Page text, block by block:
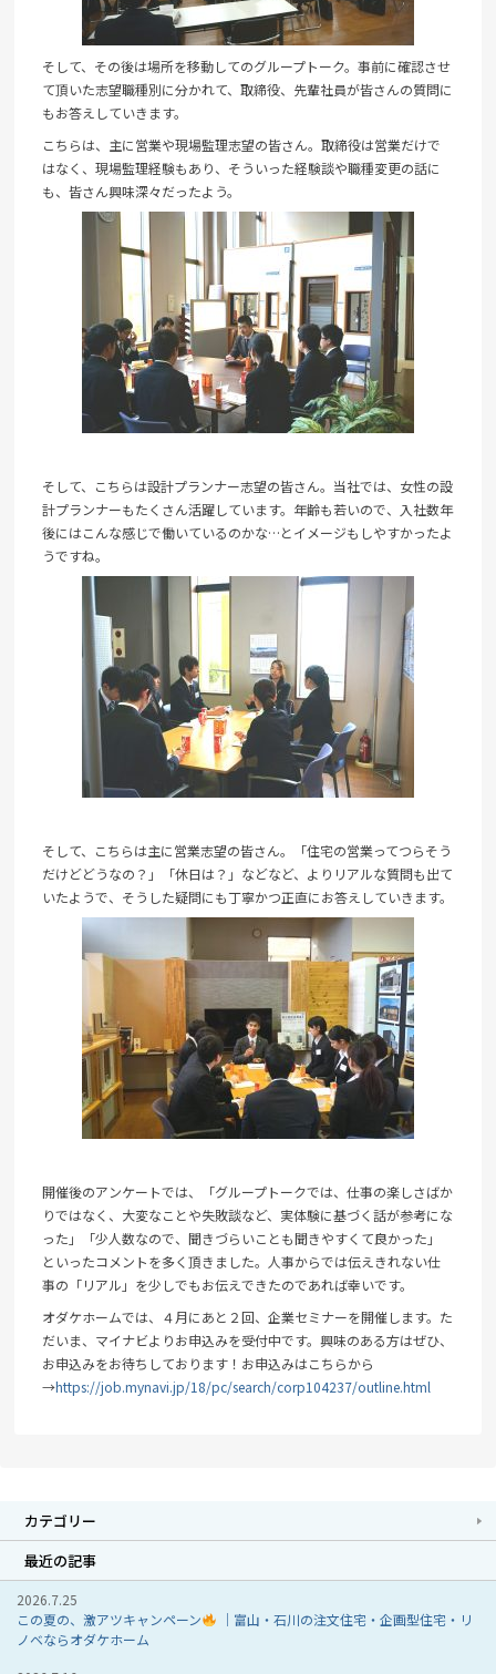
そして、その後は場所を移動してのグループトーク。事前に確認させ
て頂いた志望職種別に分かれて、取締役、先輩社員が皆さんの質問に
もお答えしていきます。
こちらは、主に営業や現場監理志望の皆さん。取締役は営業だけで
はなく、現場監理経験もあり、そういった経験談や職種変更の話に
も、皆さん興味深々だったよう。
そして、こちらは設計プランナー志望の皆さん。当社では、女性の設
計プランナーもたくさん活躍しています。年齢も若いので、入社数年
後にはこんな感じで働いているのかな…とイメージもしやすかったよ
うですね。
そして、こちらは主に営業志望の皆さん。「住宅の営業ってつらそう
だけどどうなの？」「休日は？」などなど、よりリアルな質問も出て
いたようで、そうした疑問にも丁寧かつ正直にお答えしていきます。
開催後のアンケートでは、「グループトークでは、仕事の楽しさばか
りではなく、大変なことや失敗談など、実体験に基づく話が参考にな
った」「少人数なので、聞きづらいことも聞きやすくて良かった」
といったコメントを多く頂きました。人事からでは伝えきれない仕
事の「リアル」を少しでもお伝えできたのであれば幸いです。
オダケホームでは、４月にあと２回、企業セミナーを開催します。た
だいま、マイナビよりお申込みを受付中です。興味のある方はぜひ、
お申込みをお待ちしております！お申込みはこちらから
→https://job.mynavi.jp/18/pc/search/corp104237/outline.html
カテゴリー
最近の記事
2026.7.25
この夏の、激アツキャンペーン
｜富山・石川の注文住宅・企画型住宅・リ
ノベならオダケホーム